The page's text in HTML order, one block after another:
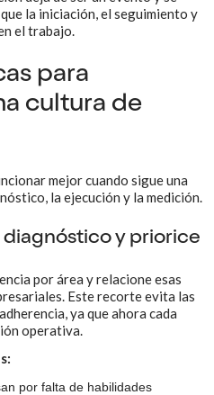
la iniciación, el seguimiento y
el trabajo.
para
cultura de
mejor cuando sigue una
la ejecución y la medición.
y priorice
por área y relacione esas
Este recorte evita las
ya que ahora cada
operativa.
por falta de habilidades